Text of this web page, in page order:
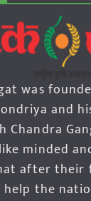
was
and
Chandra
minded
after their
the